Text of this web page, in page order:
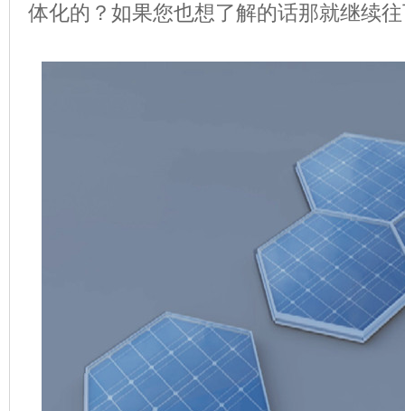
体化的 ？ 如果您也想了解的话那就继续